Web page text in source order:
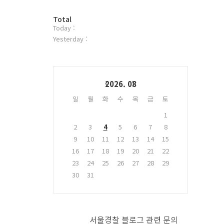
플
러
그
방
문
자
Total
Today :
Yesterday :
2026. 08
일 월 화 수 목 금
토
1
2
3 4 5 6 7
8
9
10 11 12 13 14
15
16
17 18 19 20 21
22
23
24 25 26 27 28
29
30
31
서울경찰 블로그 관련 문의